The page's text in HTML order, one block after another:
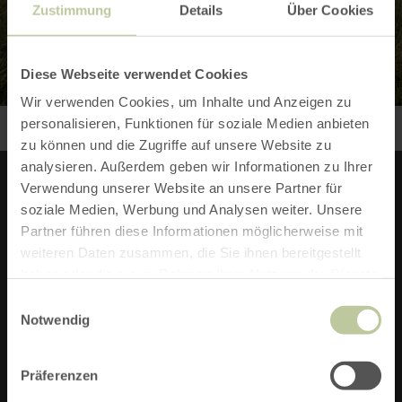
Zustimmung Details Über Cookies
Diese Webseite verwendet Cookies
Wir verwenden Cookies, um Inhalte und Anzeigen zu
personalisieren, Funktionen für soziale Medien anbieten
zu können und die Zugriffe auf unsere Website zu
analysieren. Außerdem geben wir Informationen zu Ihrer
Verwendung unserer Website an unsere Partner für
soziale Medien, Werbung und Analysen weiter. Unsere
Partner führen diese Informationen möglicherweise mit
weiteren Daten zusammen, die Sie ihnen bereitgestellt
Notwendig
Präferenzen
INFOS ZU DIESER ROUTE
START:
NATIONALPARK-INFOPUNKT EINRUHR,
ZIEL: